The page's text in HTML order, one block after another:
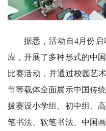
据悉，活动自4月份
应，开展了多种形式的中
比赛活动，并通过校园艺
节等载体全面展示中国传
拔赛设小学组、初中组、
笔书法、软笔书法、中国